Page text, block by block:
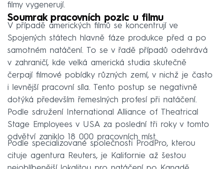
filmy vygenerují.
Soumrak pracovních pozic u filmu
V případě amerických filmů se koncentrují ve
Spojených státech hlavně fáze produkce před a po
samotném natáčení. To se v řadě případů odehrává
v zahraničí, kde velká americká studia skutečně
čerpají filmové pobídky různých zemí, v nichž je často
i levnější pracovní síla. Tento postup se negativně
dotýká především řemeslných profesí při natáčení.
Podle sdružení International Alliance of Theatrical
Stage Employees v USA za poslední tři roky v tomto
odvětví zaniklo 18 000 pracovních míst.
Podle specializované společnosti ProdPro, kterou
cituje agentura Reuters, je Kalifornie až šestou